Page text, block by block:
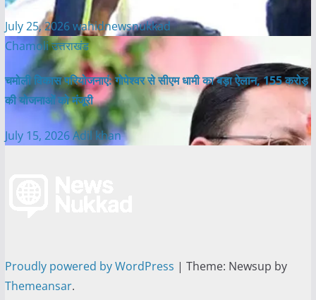
July 25, 2026wahidnewsnukkad
Chamoliउत्तराखंड
चमोली विकास परियोजनाएं: गोपेश्वर से सीएम धामी का बड़ा ऐलान, 155 करोड़
की योजनाओं को मंजूरी
July 15, 2026Adil khan
Proudly powered by WordPress | Theme: Newsup by
Themeansar.